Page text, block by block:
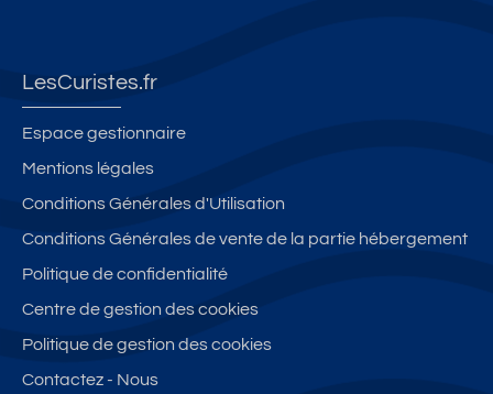
LesCuristes.fr
Espace gestionnaire
Mentions légales
Conditions Générales d'Utilisation
Conditions Générales de vente de la partie hébergement
Politique de confidentialité
Centre de gestion des cookies
Politique de gestion des cookies
Contactez - Nous